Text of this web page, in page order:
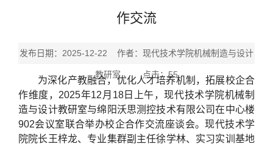
作交流
发布日期：2025-12-22 作者：现代技术学院机械制造与设计
教研室 点击：55
为深化产教融合，优化人才培养机制，拓展校企合
作维度，2025年12月18日上午，现代技术学院机械制
造与设计教研室与绵阳沃思测控技术有限公司在中心楼
902会议室联合举办校企合作交流座谈会。现代技术学
院院长王梓龙、专业集群副主任徐学林、实习实训基地